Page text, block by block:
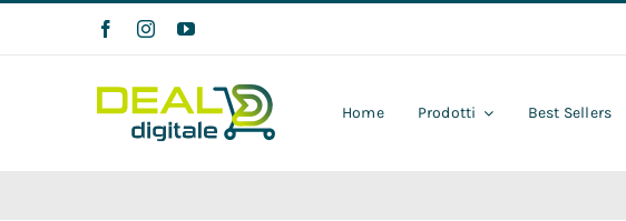
Home Prodotti Best Sellers